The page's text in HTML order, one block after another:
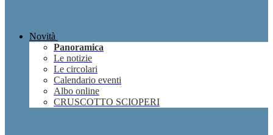
Novità
Panoramica
Le notizie
Le circolari
Calendario eventi
Albo online
CRUSCOTTO SCIOPERI